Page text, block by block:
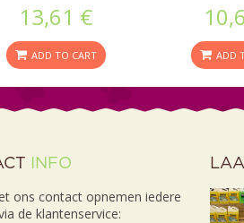
13,61 €
ADD TO CART ADD
INFO
ons contact opnemen iedere
de klantenservice: